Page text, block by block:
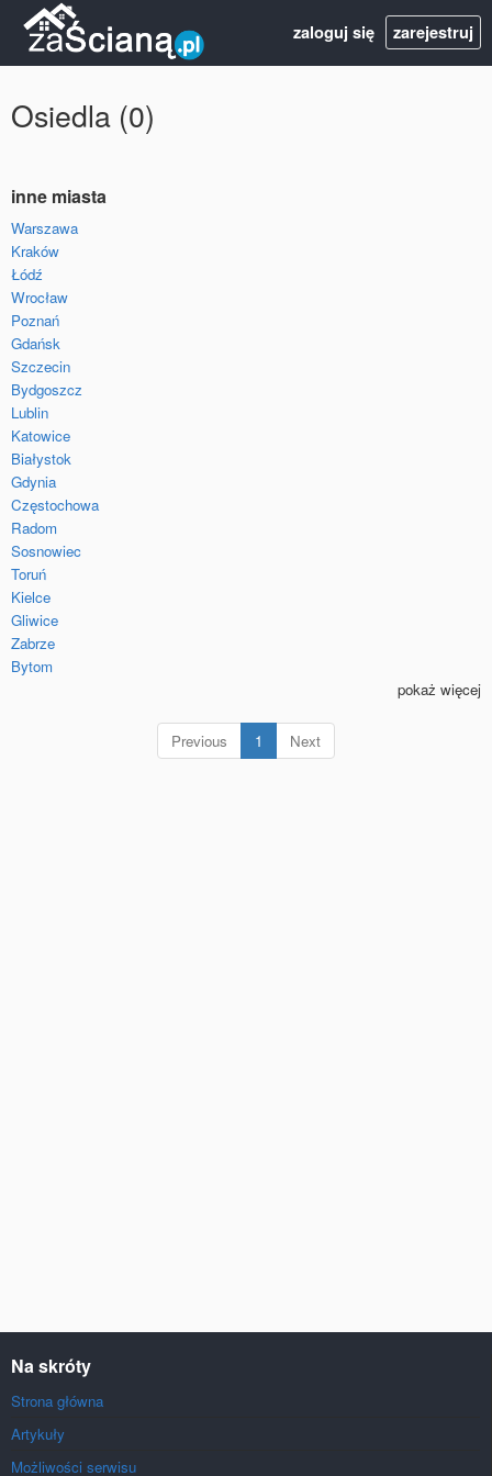
zaloguj się zarejestruj
Osiedla (0)
inne miasta
Warszawa
Kraków
Łódź
Wrocław
Poznań
Gdańsk
Szczecin
Bydgoszcz
Lublin
Katowice
Białystok
Gdynia
Częstochowa
Radom
Sosnowiec
Toruń
Kielce
Gliwice
Zabrze
Bytom
pokaż więcej
Previous 1 (current)
Next
Na skróty
Strona główna
Artykuły
Możliwości serwisu